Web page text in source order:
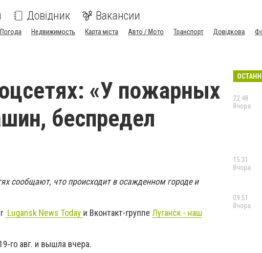
Довідник Вакансии
Погода Недвижимость Карта міста Авто / Мото Транспорт Довідкова
«У пожарных
беспредел
сообщают, что происходит в осажденном городе и
Lugansk News Today и Вконтакт-группе Луганск - наш
го авг. и вышла вчера.
22:48
Вчора
15:31
Вчора
09:51
Вчора